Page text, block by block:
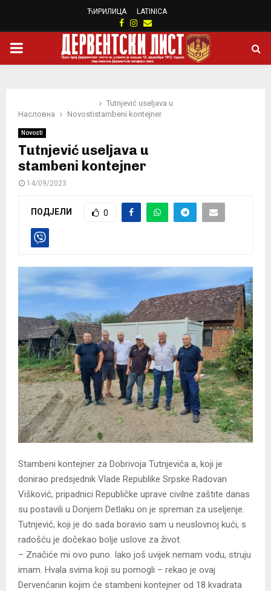
ЋИРИЛИЦА LATINICA
Facebook
Instagram
Email
PRIMARY
Насловна Novosti
Tutnjević useljava u
stambeni kontejner
Novosti
Tutnjević useljava u
stambeni kontejner
14/09/2023
ПОДЈЕЛИ 0
Stambeni kontejner za Dobrivoja Tutnjevića a, koji je
donirao predsjednik Vlade Republike Srpske Radovan
Višković, pripadnici Republičke uprave civilne zaštite danas
su postavili u Donjem Detlaku on je spreman za useljenje.
Tutnjević, koji je do sada boravio sam u neuslovnoj kući, s
radošću je dočekao bolje uslove za život.
– Značiće mi ovo puno. Iako još uvijek nemam vodu, struju
imam. Hvala svima koji su pomogli – rekao je ovaj
Dervenćanin kojim će stambeni kontejner od 18 kvadrata